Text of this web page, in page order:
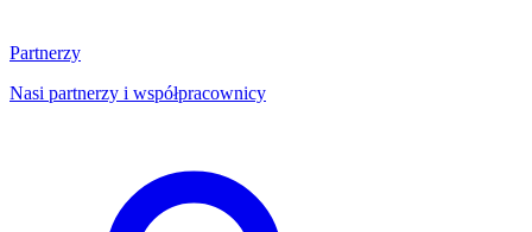
Partnerzy
Nasi partnerzy i współpracownicy